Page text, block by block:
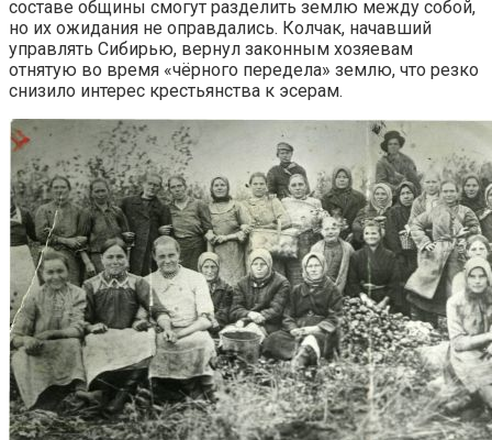
составе общины смогут разделить землю между собой,
но их ожидания не оправдались. Колчак, начавший
управлять Сибирью, вернул законным хозяевам
отнятую во время «чёрного передела» землю, что резко
снизило интерес крестьянства к эсерам.